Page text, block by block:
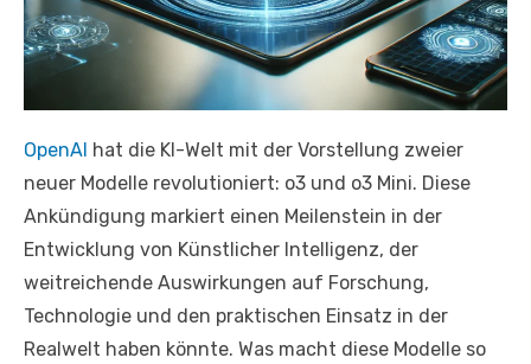
OpenAI hat die KI-Welt mit der Vorstellung zweier
neuer Modelle revolutioniert: o3 und o3 Mini. Diese
Ankündigung markiert einen Meilenstein in der
Entwicklung von Künstlicher Intelligenz, der
weitreichende Auswirkungen auf Forschung,
Technologie und den praktischen Einsatz in der
Realwelt haben könnte. Was macht diese Modelle so